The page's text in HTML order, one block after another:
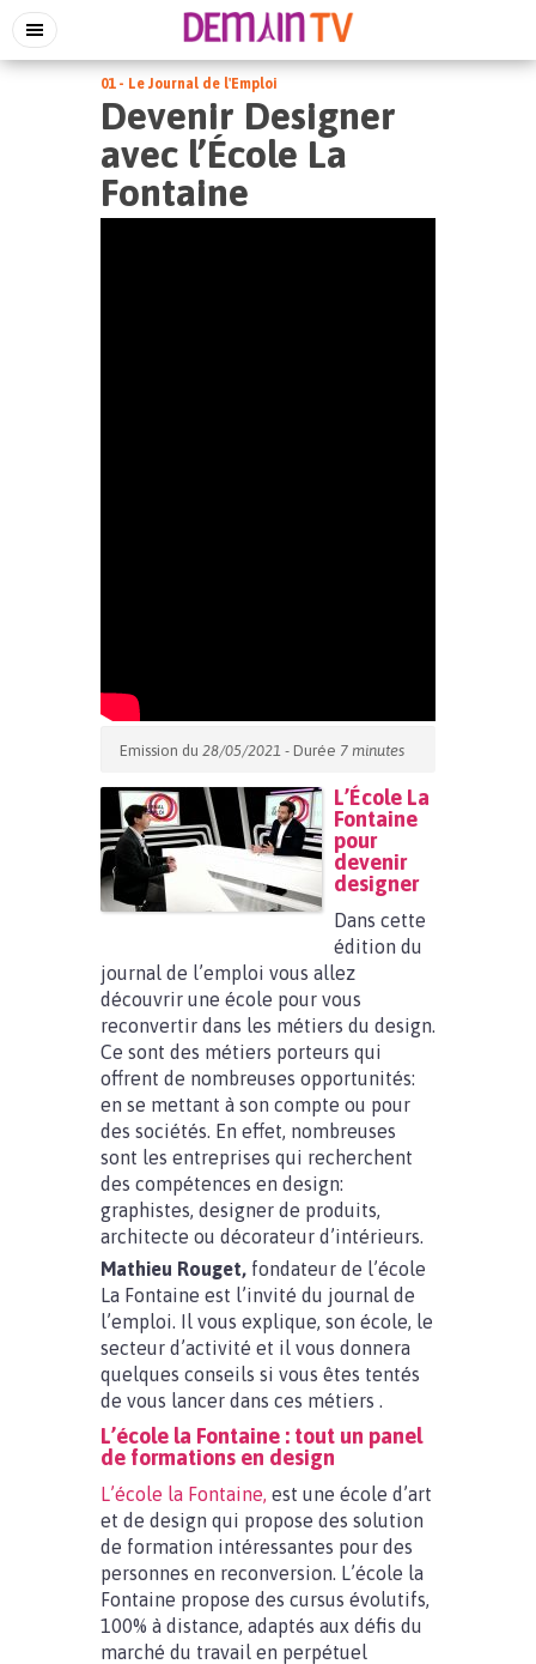
01 - Le Journal de l'Emploi
Devenir Designer
avec l’École La
Fontaine
Emission du 28/05/2021 - Durée 7 minutes
L’École La
Fontaine
pour
devenir
designer
Dans cette
édition du
journal de l’emploi vous allez
découvrir une école pour vous
reconvertir dans les métiers du design.
Ce sont des métiers porteurs qui
offrent de nombreuses opportunités:
en se mettant à son compte ou pour
des sociétés. En effet, nombreuses
sont les entreprises qui recherchent
des compétences en design:
graphistes, designer de produits,
architecte ou décorateur d’intérieurs.
Mathieu Rouget, fondateur de l’école
La Fontaine est l’invité du journal de
l’emploi. Il vous explique, son école, le
secteur d’activité et il vous donnera
quelques conseils si vous êtes tentés
de vous lancer dans ces métiers .
L’école la Fontaine : tout un panel
de formations en design
L’école la Fontaine, est une école d’art
et de design qui propose des solution
de formation intéressantes pour des
personnes en reconversion. L’école la
Fontaine propose des cursus évolutifs,
100% à distance, adaptés aux défis du
marché du travail en perpétuel